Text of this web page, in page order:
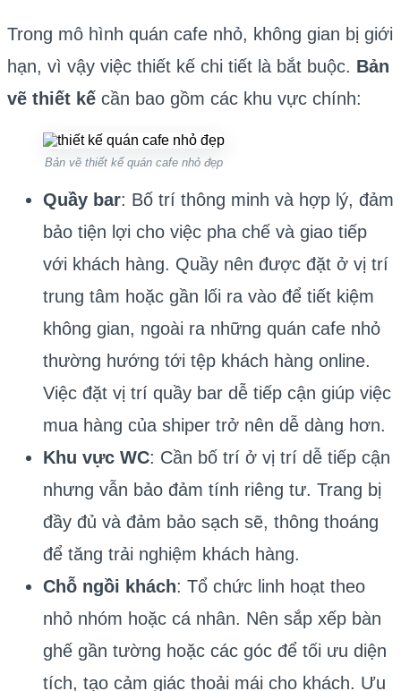
Trong mô hình quán cafe nhỏ, không gian bị giới
hạn, vì vậy việc thiết kế chi tiết là bắt buộc. Bản
vẽ thiết kế cần bao gồm các khu vực chính:
Bản vẽ thiết kế quán cafe nhỏ đẹp
Quầy bar: Bố trí thông minh và hợp lý, đảm
bảo tiện lợi cho việc pha chế và giao tiếp
với khách hàng. Quầy nên được đặt ở vị trí
trung tâm hoặc gần lối ra vào để tiết kiệm
không gian, ngoài ra những quán cafe nhỏ
thường hướng tới tệp khách hàng online.
Việc đặt vị trí quầy bar dễ tiếp cận giúp việc
mua hàng của shiper trở nên dễ dàng hơn.
Khu vực WC: Cần bố trí ở vị trí dễ tiếp cận
nhưng vẫn bảo đảm tính riêng tư. Trang bị
đầy đủ và đảm bảo sạch sẽ, thông thoáng
để tăng trải nghiệm khách hàng.
Chỗ ngồi khách: Tổ chức linh hoạt theo
nhỏ nhóm hoặc cá nhân. Nên sắp xếp bàn
ghế gần tường hoặc các góc để tối ưu diện
tích, tạo cảm giác thoải mái cho khách. Ưu